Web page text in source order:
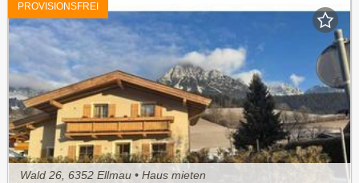
PROVISIONSFREI
Wald 26, 6352 Ellmau • Haus mieten